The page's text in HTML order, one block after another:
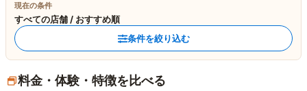
現在の条件
すべての店舗 / おすすめ順
条件を絞り込む
料金・体験・特徴を比べる